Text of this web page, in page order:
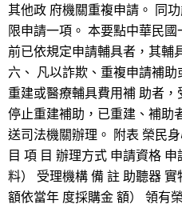
其他政 府機關重複申請。 同
限申請一項。 本要點中華民
前已依規定申請輔具者，其輔
六、 凡以詐欺、重複申請補
重建或醫療輔具費用補 助者
停止重建補助，已重建、補助
送司法機關辦理。 附表 榮民
目 項 目 辦理方式 申請資格
料） 受理機構 備 註 助聽器
額依當年 度採購金 額） 領有